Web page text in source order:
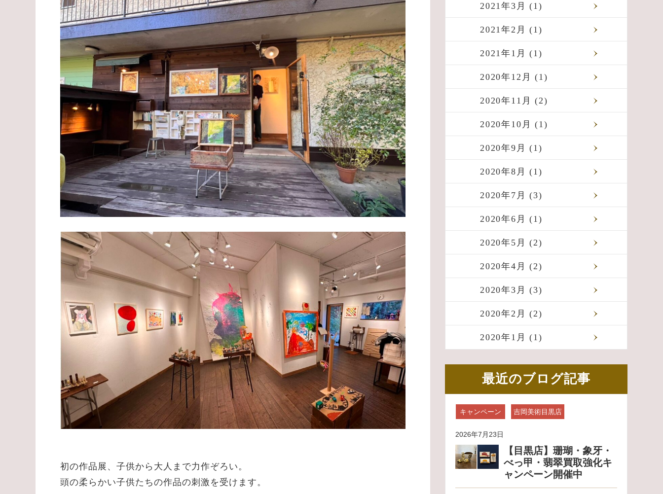
初の作品展、子供から大人まで力作ぞろい。
頭の柔らかい子供たちの作品の刺激を受けます。
2021年3月 (1)
2021年2月 (1)
2021年1月 (1)
2020年12月 (1)
2020年11月 (2)
2020年10月 (1)
2020年9月 (1)
2020年8月 (1)
2020年7月 (3)
2020年6月 (1)
2020年5月 (2)
2020年4月 (2)
2020年3月 (3)
2020年2月 (2)
2020年1月 (1)
最近のブログ記事
キャンペーン 吉岡美術目黒店
2026年7月23日
【目黒店】珊瑚・象牙・
べっ甲・翡翠買取強化キ
ャンペーン開催中